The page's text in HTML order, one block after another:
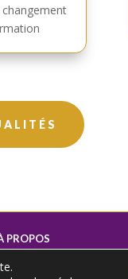
changement
PROPOS